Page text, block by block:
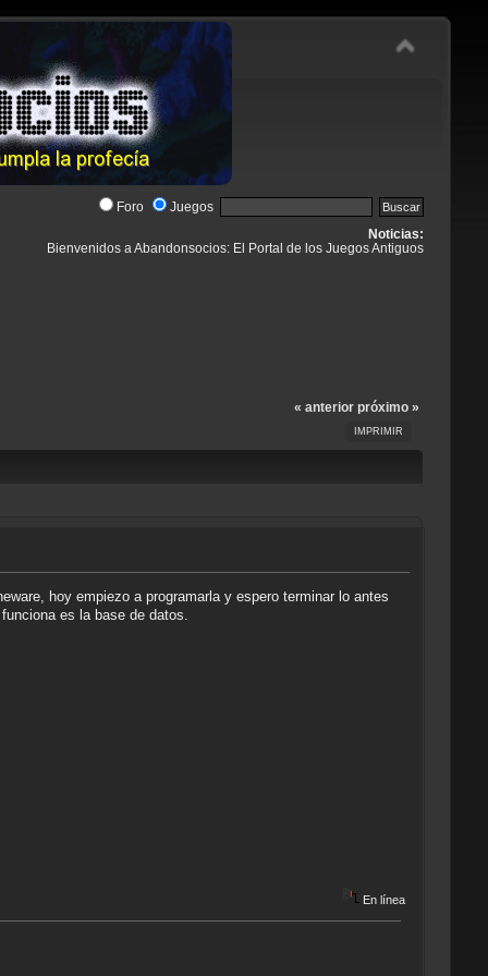
Foro Juegos
Noticias:
Bienvenidos a Abandonsocios: El Portal de los Juegos Antiguos
« anterior próximo »
IMPRIMIR
hoy empiezo a programarla y espero terminar lo antes
es la base de datos.
En línea